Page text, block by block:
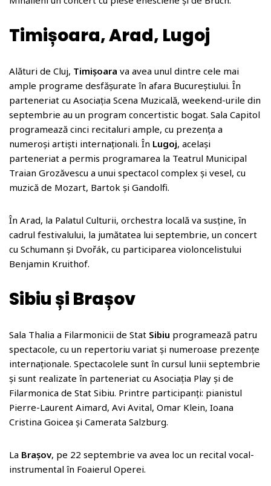
Timișoara, Arad, Lugoj
Alături de Cluj, Timișoara va avea unul dintre cele mai
ample programe desfășurate în afara Bucureștiului. În
parteneriat cu Asociația Scena Muzicală, weekend-urile din
septembrie au un program concertistic bogat. Sala Capitol
programează cinci recitaluri ample, cu prezența a
numeroși artiști internaționali. În Lugoj, același
parteneriat a permis programarea la Teatrul Municipal
Traian Grozăvescu a unui spectacol complex și vesel, cu
muzică de Mozart, Bartok și Gandolfi.
În Arad, la Palatul Culturii, orchestra locală va susține, în
cadrul festivalului, la jumătatea lui septembrie, un concert
cu Schumann și Dvořák, cu participarea violoncelistului
Benjamin Kruithof.
Sibiu și Brașov
Sala Thalia a Filarmonicii de Stat Sibiu programează patru
spectacole, cu un repertoriu variat și numeroase prezențe
internaționale. Spectacolele sunt în cursul lunii septembrie
și sunt realizate în parteneriat cu Asociația Play și de
Filarmonica de Stat Sibiu. Printre participanți: pianistul
Pierre-Laurent Aimard, Avi Avital, Omar Klein, Ioana
Cristina Goicea și Camerata Salzburg.
La Brașov, pe 22 septembrie va avea loc un recital vocal-
instrumental în Foaierul Operei.